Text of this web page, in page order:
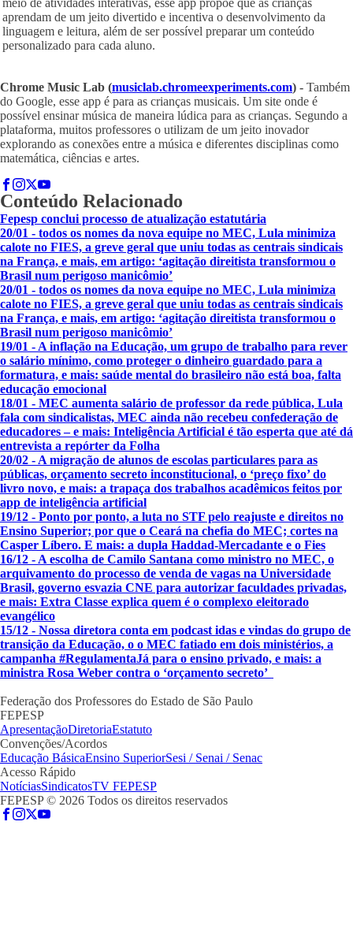
meio de atividades interativas, esse app propõe que as crianças
aprendam de um jeito divertido e incentiva o desenvolvimento da
linguagem e leitura, além de ser possível preparar um conteúdo
personalizado para cada aluno.
Chrome Music Lab (musiclab.chromeexperiments.com) - Também
do Google, esse app é para as crianças musicais. Um site onde é
possível ensinar música de maneira lúdica para as crianças. Segundo a
plataforma, muitos professores o utilizam de um jeito inovador
explorando as conexões entre a música e diferentes disciplinas como
matemática, ciências e artes.
Conteúdo Relacionado
Fepesp conclui processo de atualização estatutária
20/01 - todos os nomes da nova equipe no MEC, Lula minimiza
calote no FIES, a greve geral que uniu todas as centrais sindicais
na França, e mais, em artigo: ‘agitação direitista transformou o
Brasil num perigoso manicômio’
20/01 - todos os nomes da nova equipe no MEC, Lula minimiza
calote no FIES, a greve geral que uniu todas as centrais sindicais
na França, e mais, em artigo: ‘agitação direitista transformou o
Brasil num perigoso manicômio’
19/01 - A inflação na Educação, um grupo de trabalho para rever
o salário mínimo, como proteger o dinheiro guardado para a
formatura, e mais: saúde mental do brasileiro não está boa, falta
educação emocional
18/01 - MEC aumenta salário de professor da rede pública, Lula
fala com sindicalistas, MEC ainda não recebeu confederação de
educadores – e mais: Inteligência Artificial é tão esperta que até dá
entrevista a repórter da Folha
20/02 - A migração de alunos de escolas particulares para as
públicas, orçamento secreto inconstitucional, o ‘preço fixo’ do
livro novo, e mais: a trapaça dos trabalhos acadêmicos feitos por
app de inteligência artificial
19/12 - Ponto por ponto, a luta no STF pelo reajuste e direitos no
Ensino Superior; por que o Ceará na chefia do MEC; cortes na
Casper Líbero. E mais: a dupla Haddad-Mercadante e o Fies
16/12 - A escolha de Camilo Santana como ministro no MEC, o
arquivamento do processo de venda de vagas na Universidade
Brasil, governo esvazia CNE para autorizar faculdades privadas,
e mais: Extra Classe explica quem é o complexo eleitorado
evangélico
15/12 - Nossa diretora conta em podcast idas e vindas do grupo de
transição da Educação, o o MEC fatiado em dois ministérios, a
campanha #RegulamentaJá para o ensino privado, e mais: a
ministra Rosa Weber contra o ‘orçamento secreto’
Federação dos Professores do Estado de São Paulo
FEPESP
ApresentaçãoDiretoriaEstatuto
Convenções/Acordos
Educação BásicaEnsino SuperiorSesi / Senai / Senac
Acesso Rápido
NotíciasSindicatosTV FEPESP
FEPESP © 2026 Todos os direitos reservados